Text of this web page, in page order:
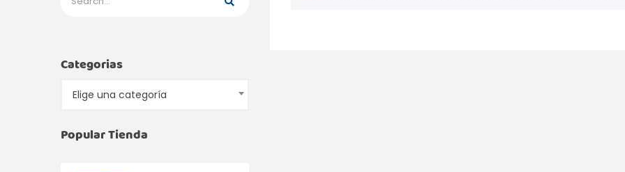
Categorias
Elige una categoría
Popular Tienda